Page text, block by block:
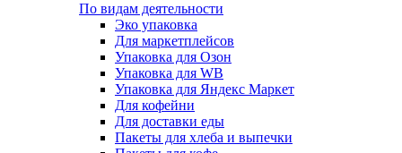
По видам деятельности
Эко упаковка
Для маркетплейсов
Упаковка для Озон
Упаковка для WB
Упаковка для Яндекс Маркет
Для кофейни
Для доставки еды
Пакеты для хлеба и выпечки